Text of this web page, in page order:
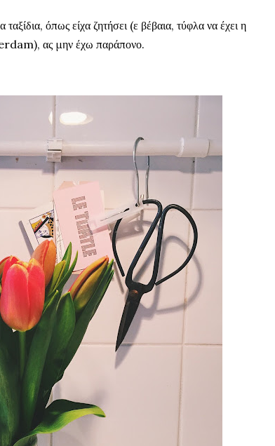
όπως είχα ζητήσει (ε βέβαια, τύφλα να έχει η
ας μην έχω παράπονο.